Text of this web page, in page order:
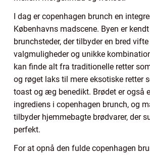
I dag er copenhagen brunch en
Københavns madscene. Byen er
brunchsteder, der tilbyder en bred
valgmuligheder og unikke
kan finde alt fra traditionelle retter
og røget laks til mere eksotiske retter
toast og æg benedikt. Brødet er også
ingrediens i copenhagen brunch, og
tilbyder hjemmebagte brødvarer, der
perfekt.
For at opnå den fulde copenhagen